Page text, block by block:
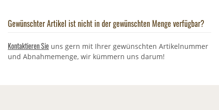
Gewünschter Artikel ist nicht in der gewünschten Menge verfügbar?
Kontaktieren Sie uns gern mit Ihrer gewünschten Artikelnummer
und Abnahmemenge, wir kümmern uns darum!